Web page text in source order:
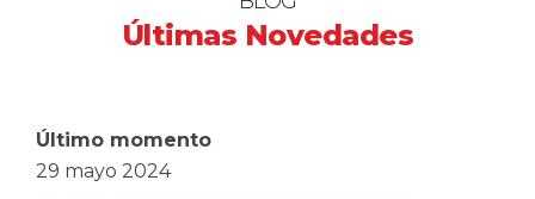
Últimas Novedades
Último momento
29 mayo 2024